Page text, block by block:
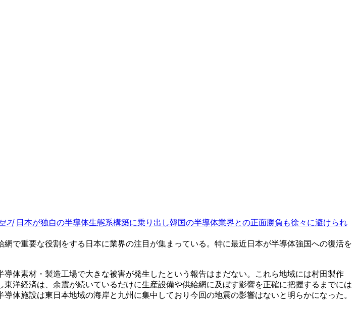
기 日本が独自の半導体生態系構築に乗り出し韓国の半導体業界との正面勝負も徐々に避けられ
で重要な役割をする日本に業界の注目が集まっている。特に最近日本が半導体強国への復活を
体素材・製造工場で大きな被害が発生したという報告はまだない。これら地域には村田製作
洋経済は、余震が続いているだけに生産設備や供給網に及ぼす影響を正確に把握するまでには
体施設は東日本地域の海岸と九州に集中しており今回の地震の影響はないと明らかになった。